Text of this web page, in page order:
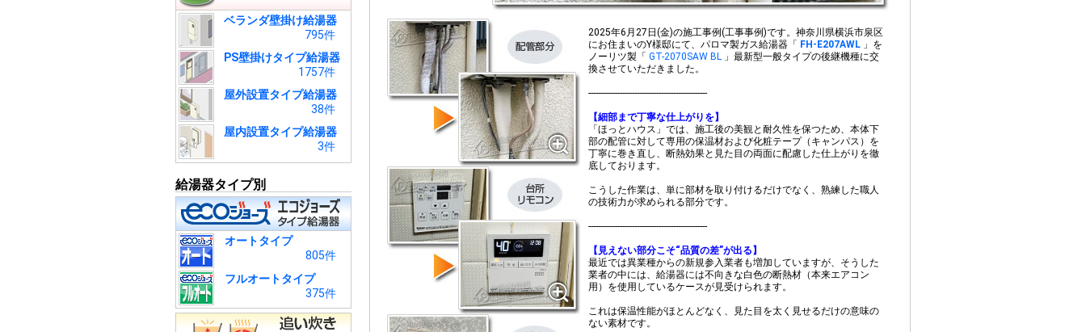
ベランダ壁掛け給湯器
795件
PS壁掛けタイプ給湯器
1757件
屋外設置タイプ給湯器
38件
屋内設置タイプ給湯器
3件
給湯器タイプ別
オートタイプ
805件
フルオートタイプ
375件
2025年6月27日(金)の施工事例(工事事例)です。 神奈川県横浜市泉区
にお住まいのY様邸にて、パロマ製ガス給湯器「 FH-E207AWL 」を
ノーリツ製「 GT-2070SAW BL」最新型一般タイプの後継機種に交
換させていただきました。
​-------------------------------------------------
【細部まで丁寧な仕上がりを】
「ほっとハウス」では、施工後の美観と耐久性を保つため、本体下
部の配管に対して専用の保温材および化粧テープ（キャンパス）を
丁寧に巻き直し、断熱効果と見た目の両面に配慮した仕上がりを徹
底しております。
こうした作業は、単に部材を取り付けるだけでなく、熟練した職人
の技術力が求められる部分です。
-------------------------------------------------
【見えない部分こそ“品質の差”が出る】
最近では異業種からの新規参入業者も増加していますが、そうした
業者の中には、給湯器には不向きな白色の断熱材（本来エアコン
用）を使用しているケースが見受けられます。
これは保温性能がほとんどなく、見た目を太く見せるだけの意味の
ない素材です。